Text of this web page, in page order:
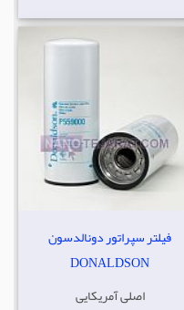
فیلتر سپراتور دونالدسون
DONALDSON
اصلی آمریکایی